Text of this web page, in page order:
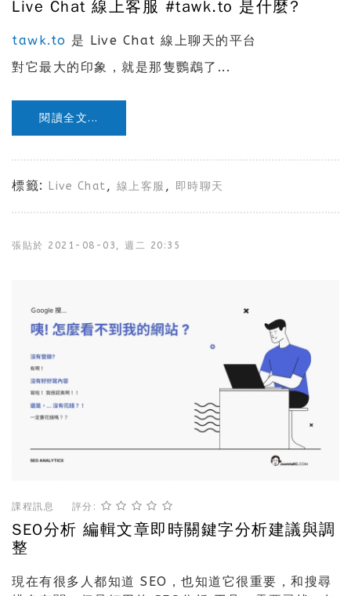
張貼於 2021-08-03, 週二 20:35
Live Chat 線上客服 #tawk.to 是什麼?
tawk.to 是 Live Chat 線上聊天的平台
對它最大的印象，就是那隻鸚鵡了...
閱讀全文...
標籤: Live Chat , 線上客服 , 即時聊天
課程訊息 評分:
SEO分析 編輯文章即時關鍵字分析建議與調
整
現在有很多人都知道 SEO，也知道它很重要，和搜尋